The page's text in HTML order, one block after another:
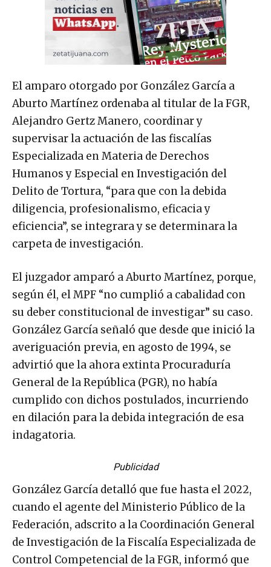
El amparo otorgado por González García a
Aburto Martínez ordenaba al titular de la FGR,
Alejandro Gertz Manero, coordinar y
supervisar la actuación de las fiscalías
Especializada en Materia de Derechos
Humanos y Especial en Investigación del
Delito de Tortura, “para que con la debida
diligencia, profesionalismo, eficacia y
eficiencia”, se integrara y se determinara la
carpeta de investigación.
El juzgador amparó a Aburto Martínez, porque,
según él, el MPF “no cumplió a cabalidad con
su deber constitucional de investigar” su caso.
González García señaló que desde que inició la
averiguación previa, en agosto de 1994, se
advirtió que la ahora extinta Procuraduría
General de la República (PGR), no había
cumplido con dichos postulados, incurriendo
en dilación para la debida integración de esa
indagatoria.
Publicidad
González García detalló que fue hasta el 2022,
cuando el agente del Ministerio Público de la
Federación, adscrito a la Coordinación General
de Investigación de la Fiscalía Especializada de
Control Competencial de la FGR, informó que